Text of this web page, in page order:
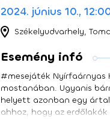
2024. június 10.,
Székelyudvarhely,
Esemény infó
#mesejáték Nyírfaárnyas
mostanában. Ugyanis
helyett azonban egy
ahhoz, hogy az